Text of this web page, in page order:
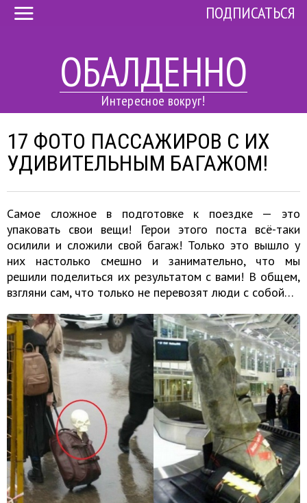
ОБАЛДЕННО
Интересное вокруг!
ПОДПИСАТЬСЯ
17 ФОТО ПАССАЖИРОВ С ИХ
УДИВИТЕЛЬНЫМ БАГАЖОМ!
Самое сложное в подготовке к поездке — это
упаковать свои вещи! Герои этого поста всё-таки
осилили и сложили свой багаж! Только это вышло у
них настолько смешно и занимательно, что мы
решили поделиться их результатом с вами! В общем,
взгляни сам, что только не перевозят люди с собой…